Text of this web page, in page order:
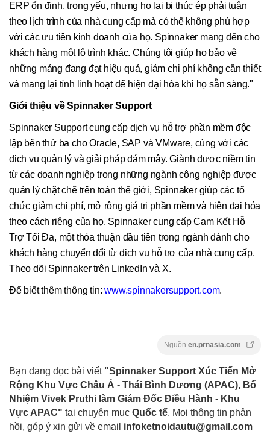
ERP ổn định, trọng yếu, nhưng họ lại bị thúc ép phải tuân
theo lịch trình của nhà cung cấp mà có thể không phù hợp
với các ưu tiên kinh doanh của họ. Spinnaker mang đến cho
khách hàng một lộ trình khác. Chúng tôi giúp họ bảo vệ
những mảng đang đạt hiệu quả, giảm chi phí không cần thiết
và mang lại tính linh hoạt để hiện đại hóa khi họ sẵn sàng."
Giới thiệu về Spinnaker Support
Spinnaker Support cung cấp dịch vụ hỗ trợ phần mềm độc
lập bên thứ ba cho Oracle, SAP và VMware, cùng với các
dịch vụ quản lý và giải pháp đám mây. Giành được niềm tin
từ các doanh nghiệp trong những ngành công nghiệp được
quản lý chặt chẽ trên toàn thế giới, Spinnaker giúp các tổ
chức giảm chi phí, mở rộng giá trị phần mềm và hiện đại hóa
theo cách riêng của họ. Spinnaker cung cấp Cam Kết Hỗ
Trợ Tối Đa, một thỏa thuận đầu tiên trong ngành dành cho
khách hàng chuyển đổi từ dịch vụ hỗ trợ của nhà cung cấp.
Theo dõi Spinnaker trên LinkedIn và X.
Để biết thêm thông tin:www.spinnakersupport.com.
Nguồn en.prnasia.com
Bạn đang đọc bài viết "Spinnaker Support Xúc Tiến Mở
Rộng Khu Vực Châu Á - Thái Bình Dương (APAC), Bổ
Nhiệm Vivek Pruthi làm Giám Đốc Điều Hành - Khu
Vực APAC" tại chuyên mục Quốc tế. Mọi thông tin phản
hồi, góp ý xin gửi về email infoketnoidautu@gmail.com